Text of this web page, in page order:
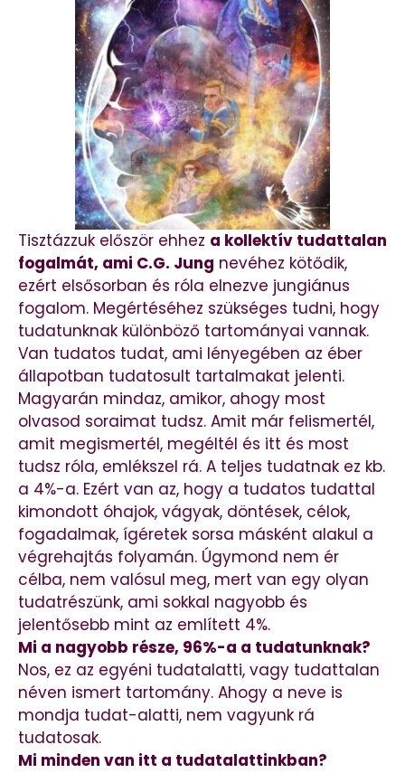
Tisztázzuk először ehhez a kollektív tudattalan
fogalmát, ami C.G. Jung nevéhez kötődik,
ezért elsősorban és róla elnezve jungiánus
fogalom. Megértéséhez szükséges tudni, hogy
tudatunknak különböző tartományai vannak.
Van tudatos tudat, ami lényegében az éber
állapotban tudatosult tartalmakat jelenti.
Magyarán mindaz, amikor, ahogy most
olvasod soraimat tudsz. Amit már felismertél,
amit megismertél, megéltél és itt és most
tudsz róla, emlékszel rá. A teljes tudatnak ez kb.
a 4%-a. Ezért van az, hogy a tudatos tudattal
kimondott óhajok, vágyak, döntések, célok,
fogadalmak, ígéretek sorsa másként alakul a
végrehajtás folyamán. Úgymond nem ér
célba, nem valósul meg, mert van egy olyan
tudatrészünk, ami sokkal nagyobb és
jelentősebb mint az említett 4%.
Mi a nagyobb része, 96%-a a tudatunknak?
Nos, ez az egyéni tudatalatti, vagy tudattalan
néven ismert tartomány. Ahogy a neve is
mondja tudat-alatti, nem vagyunk rá
tudatosak.
Mi minden van itt a tudatalattinkban?